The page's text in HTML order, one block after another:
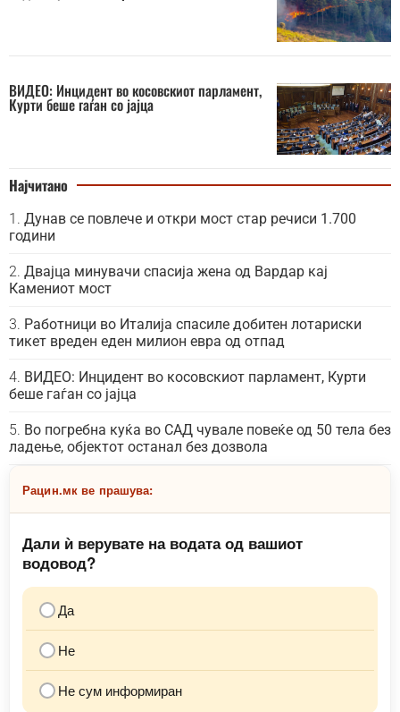
ВИДЕО: Инцидент во косовскиот парламент,
Курти беше гаѓан со јајца
Најчитано
Дунав се повлече и откри мост стар речиси 1.700
години
Двајца минувачи спасија жена од Вардар кај
Камениот мост
Работници во Италија спасиле добитен лотариски
тикет вреден еден милион евра од отпад
ВИДЕО: Инцидент во косовскиот парламент, Курти
беше гаѓан со јајца
Во погребна куќа во САД чувале повеќе од 50 тела без
ладење, објектот останал без дозвола
Рацин.мк ве прашува:
Дали ѝ верувате на водата од вашиот
водовод?
Да
Не
Не сум информиран